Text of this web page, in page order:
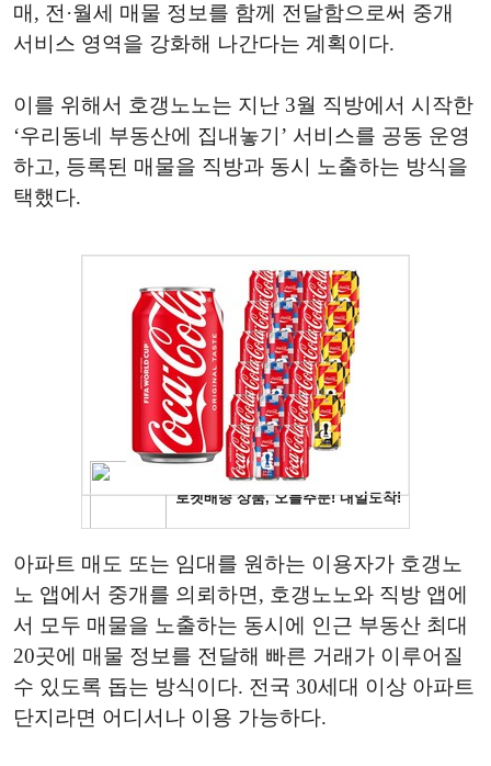
매, 전·월세 매물 정보를 함께 전달함으로써 중개
서비스 영역을 강화해 나간다는 계획이다.
이를 위해서 호갱노노는 지난 3월 직방에서 시작한
‘우리동네 부동산에 집내놓기’ 서비스를 공동 운영
하고, 등록된 매물을 직방과 동시 노출하는 방식을
택했다.
아파트 매도 또는 임대를 원하는 이용자가 호갱노
노 앱에서 중개를 의뢰하면, 호갱노노와 직방 앱에
서 모두 매물을 노출하는 동시에 인근 부동산 최대
20곳에 매물 정보를 전달해 빠른 거래가 이루어질
수 있도록 돕는 방식이다. 전국 30세대 이상 아파트
단지라면 어디서나 이용 가능하다.